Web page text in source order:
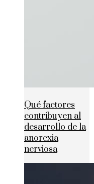
Qué factores
contribuyen al
desarrollo de la
anorexia
nerviosa